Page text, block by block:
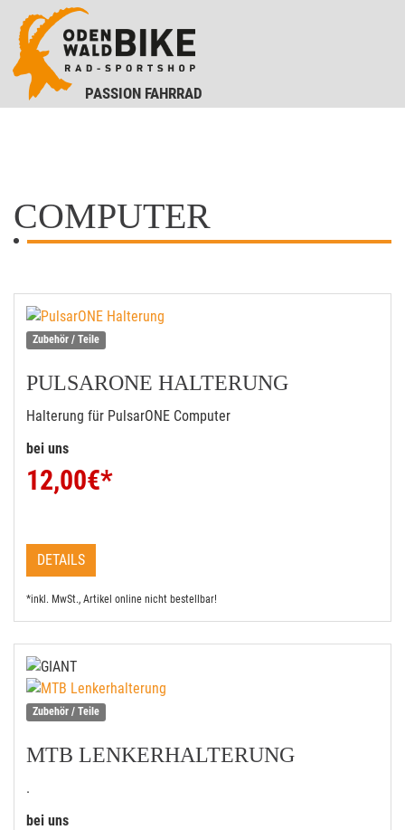
PASSION FAHRRAD
COMPUTER
Zubehör / Teile
PULSARONE HALTERUNG
Halterung für PulsarONE Computer
bei uns
12,00€*
DETAILS
*inkl. MwSt., Artikel online nicht bestellbar!
Zubehör / Teile
MTB LENKERHALTERUNG
.
bei uns